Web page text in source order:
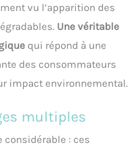
vu l’apparition des
Une véritable
qui répond à une
des consommateurs
impact environnemental.
multiples
considérable : ces